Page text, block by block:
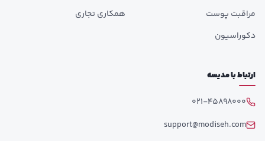
مراقبت پوست
دکوراسیون
همکاری تجاری
ارتباط با مدیسه
021-45898000
support@modiseh.com